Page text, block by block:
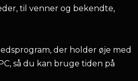
til venner og bekendte,
der holder øje med
så du kan bruge tiden på